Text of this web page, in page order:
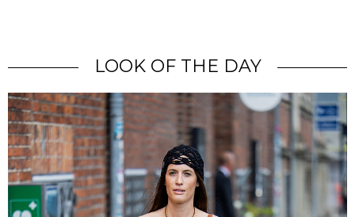
LOOK OF THE DAY